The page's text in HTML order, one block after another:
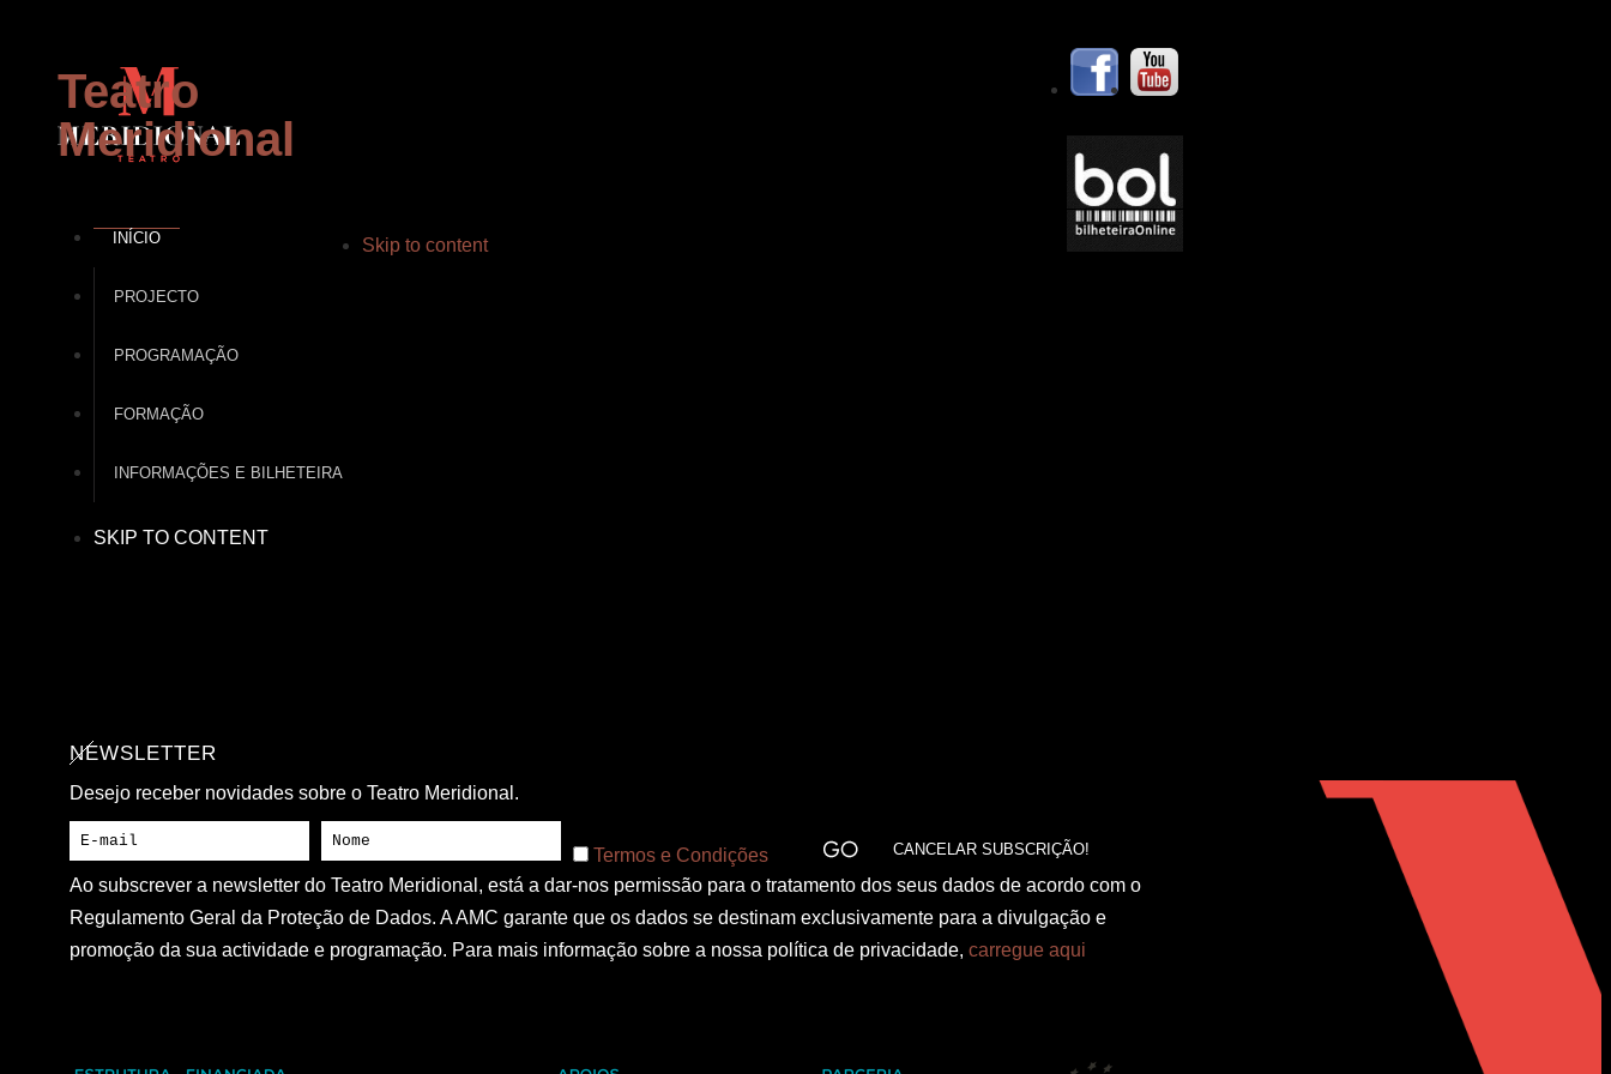
Teatro
Meridional
INÍCIO
PROJECTO
PROGRAMAÇÃO
FORMAÇÃO
INFORMAÇÕES E BILHETEIRA
Skip to content
SKIP TO CONTENT
NEWSLETTER
Desejo receber novidades sobre o Teatro Meridional.
Termos e Condições
Ao subscrever a newsletter do Teatro Meridional, está a dar-nos permissão para o tratamento dos seus dados de acordo com o
Regulamento Geral da Proteção de Dados. A AMC garante que os dados se destinam exclusivamente para a divulgação e
promoção da sua actividade e programação. Para mais informação sobre a nossa política de privacidade, carregue aqui